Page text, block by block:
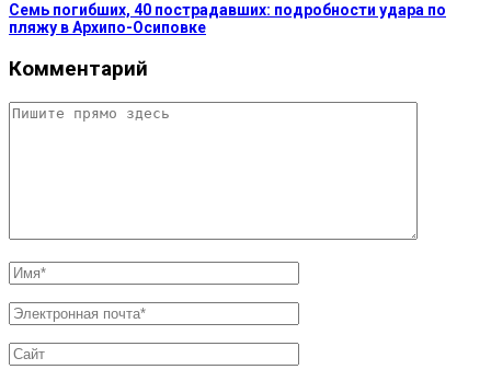
Семь погибших, 40 пострадавших: подробности удара по
пляжу в Архипо-Осиповке
Комментарий